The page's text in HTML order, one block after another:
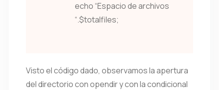
echo “Espacio de archivos
“.$totalfiles;
Visto el código dado, observamos la apertura
del directorio con opendir y con la condicional